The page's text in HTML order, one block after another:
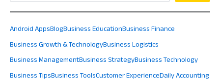
Android AppsBlogBusiness EducationBusiness Finance
Business Growth & TechnologyBusiness Logistics
Business ManagementBusiness StrategyBusiness Technology
Business TipsBusiness ToolsCustomer ExperienceDaily Accounting